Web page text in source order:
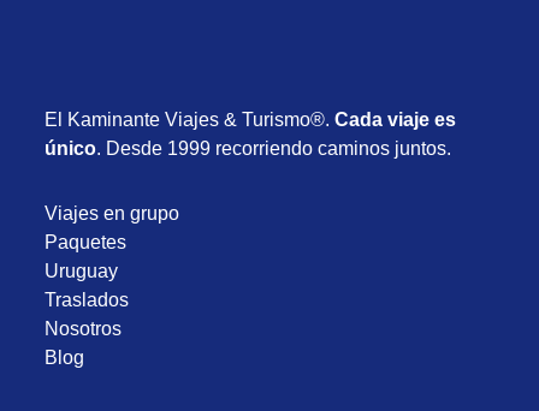
El Kaminante Viajes & Turismo®.Cada viaje es
único. Desde 1999 recorriendo caminos juntos.
Viajes en grupo
Paquetes
Uruguay
Traslados
Nosotros
Blog